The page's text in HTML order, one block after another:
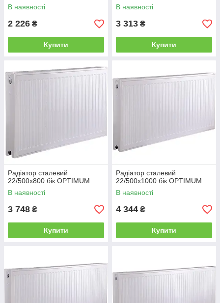
В наявності
2 226 ₴
Купити
В наявності
3 313 ₴
Купити
Радіатор сталевий
22/500x800 бік OPTIMUM
В наявності
3 748 ₴
Купити
Радіатор сталевий
22/500х1000 бік OPTIMUM
В наявності
4 344 ₴
Купити